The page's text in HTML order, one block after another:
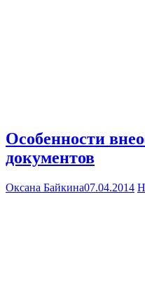
Особенности
документов
Оксана Байкина07.04.2014